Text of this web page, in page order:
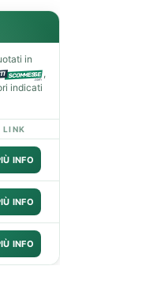
in
,
indicati
LINK
INFO
INFO
INFO